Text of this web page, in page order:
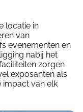
locatie in
van
evenementen en
nabij het
zorgen
exposanten als
impact van elk